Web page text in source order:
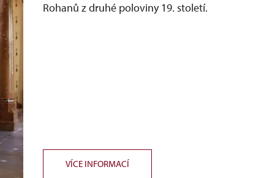
Rohanů z druhé poloviny 19. století.
VÍCE INFORMACÍ